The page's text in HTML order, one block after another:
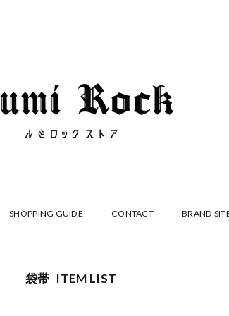
SHOPPING GUIDE CONTACT BRAND
袋帯 ITEM LIST